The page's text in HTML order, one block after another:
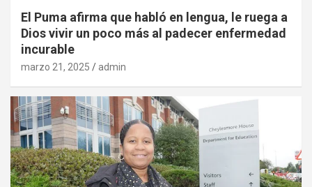
El Puma afirma que habló en lengua, le ruega a
Dios vivir un poco más al padecer enfermedad
incurable
marzo 21, 2025 admin